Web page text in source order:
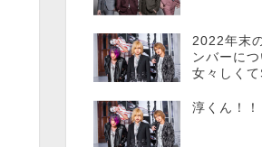
2022年末
ンバーに
女々しく
淳くん！！